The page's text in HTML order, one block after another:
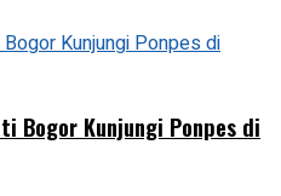
Bogor Kunjungi Ponpes di